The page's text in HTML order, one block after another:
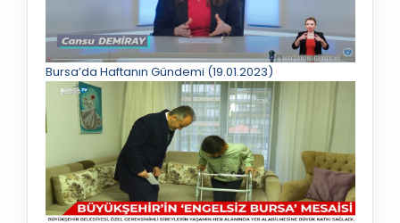
Bursa’da Haftanın Gündemi (19.01.2023)